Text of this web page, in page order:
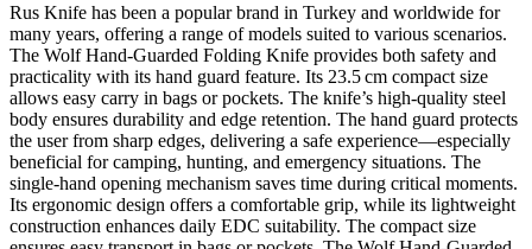
Rus Knife has been a popular brand in Turkey and worldwide for
many years, offering a range of models suited to various scenarios.
The Wolf Hand‑Guarded Folding Knife provides both safety and
practicality with its hand guard feature. Its 23.5 cm compact size
allows easy carry in bags or pockets. The knife’s high‑quality steel
body ensures durability and edge retention. The hand guard protects
the user from sharp edges, delivering a safe experience—especially
beneficial for camping, hunting, and emergency situations. The
single‑hand opening mechanism saves time during critical moments.
Its ergonomic design offers a comfortable grip, while its lightweight
construction enhances daily EDC suitability. The compact size